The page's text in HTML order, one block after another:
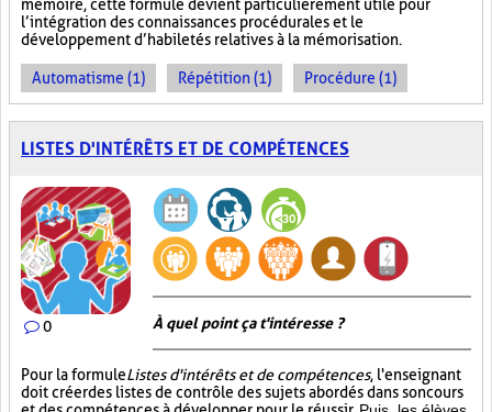
mémoire, cette formule devient particulièrement utile pour
l’intégration des connaissances procédurales et le
développement d’habiletés relatives à la mémorisation.
Automatisme (1) Répétition (1) Procédure (1)
LISTES D'INTÉRÊTS ET DE COMPÉTENCES
0 À quel point ça t'intéresse ?
Pour la formuleListes d'intérêts et de compétences, l'enseignant
doit créer des listes de contrôle des sujets abordés dans son cours